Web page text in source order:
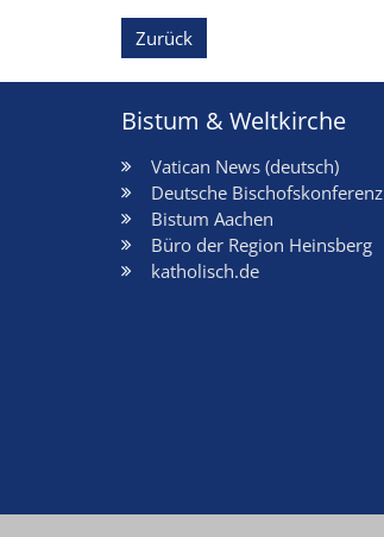
Zurück
Bistum & Weltkirche
Vatican News (deutsch)
Deutsche Bischofskonferenz
Bistum Aachen
Büro der Region Heinsberg
katholisch.de